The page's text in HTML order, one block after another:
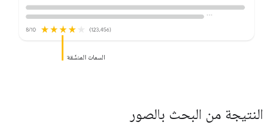
السمات المنسَّقة
النتيجة من البحث بالصور